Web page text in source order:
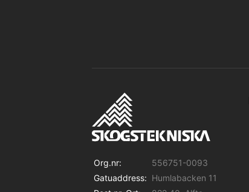
Org.nr:
556751-0093
Gatuaddress: Humlabacken 11